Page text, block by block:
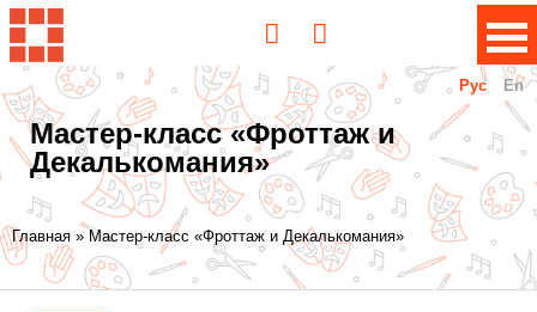
Рус En
Мастер-класс «Фроттаж и
Декалькомания»
Вы
здесь
Главная » Мастер-класс «Фроттаж и Декалькомания»